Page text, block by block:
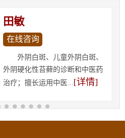
田敏
在线咨询
外阴白斑、儿童外阴白斑、
外阴硬化性苔藓的诊断和中医药
治疗；擅长运用中医...[详情]